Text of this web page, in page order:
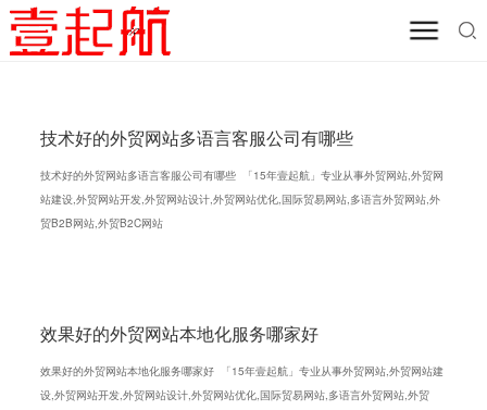
技术好的外贸网站多语言客服公司有哪些
技术好的外贸网站多语言客服公司有哪些 「15年壹起航」专业从事外贸网站,外贸网
站建设,外贸网站开发,外贸网站设计,外贸网站优化,国际贸易网站,多语言外贸网站,外
贸B2B网站,外贸B2C网站
效果好的外贸网站本地化服务哪家好
效果好的外贸网站本地化服务哪家好 「15年壹起航」专业从事外贸网站,外贸网站建
设,外贸网站开发,外贸网站设计,外贸网站优化,国际贸易网站,多语言外贸网站,外贸